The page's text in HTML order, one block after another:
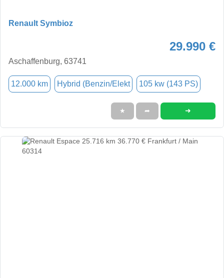
Renault Symbioz
29.990 €
Aschaffenburg, 63741
12.000 km Hybrid (Benzin/Elekt 105 kw (143 PS)
★ ➦ ➜